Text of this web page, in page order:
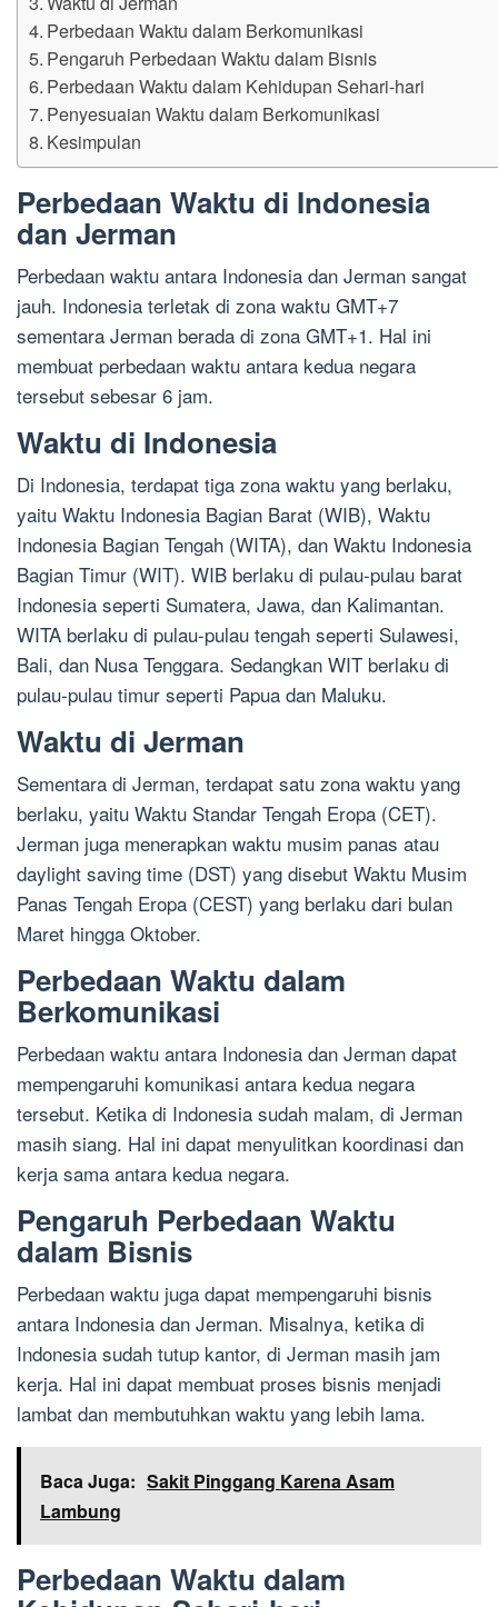
Perbedaan Waktu dalam Berkomunikasi
Pengaruh Perbedaan Waktu dalam Bisnis
Perbedaan Waktu dalam Kehidupan Sehari-hari
Penyesuaian Waktu dalam Berkomunikasi
Kesimpulan
Perbedaan Waktu di Indonesia
dan Jerman
Perbedaan waktu antara Indonesia dan Jerman sangat
jauh. Indonesia terletak di zona waktu GMT+7
sementara Jerman berada di zona GMT+1. Hal ini
membuat perbedaan waktu antara kedua negara
tersebut sebesar 6 jam.
Waktu di Indonesia
Di Indonesia, terdapat tiga zona waktu yang berlaku,
yaitu Waktu Indonesia Bagian Barat (WIB), Waktu
Indonesia Bagian Tengah (WITA), dan Waktu Indonesia
Bagian Timur (WIT). WIB berlaku di pulau-pulau barat
Indonesia seperti Sumatera, Jawa, dan Kalimantan.
WITA berlaku di pulau-pulau tengah seperti Sulawesi,
Bali, dan Nusa Tenggara. Sedangkan WIT berlaku di
pulau-pulau timur seperti Papua dan Maluku.
Waktu di Jerman
Sementara di Jerman, terdapat satu zona waktu yang
berlaku, yaitu Waktu Standar Tengah Eropa (CET).
Jerman juga menerapkan waktu musim panas atau
daylight saving time (DST) yang disebut Waktu Musim
Panas Tengah Eropa (CEST) yang berlaku dari bulan
Maret hingga Oktober.
Perbedaan Waktu dalam
Berkomunikasi
Perbedaan waktu antara Indonesia dan Jerman dapat
mempengaruhi komunikasi antara kedua negara
tersebut. Ketika di Indonesia sudah malam, di Jerman
masih siang. Hal ini dapat menyulitkan koordinasi dan
kerja sama antara kedua negara.
Pengaruh Perbedaan Waktu
dalam Bisnis
Perbedaan waktu juga dapat mempengaruhi bisnis
antara Indonesia dan Jerman. Misalnya, ketika di
Indonesia sudah tutup kantor, di Jerman masih jam
kerja. Hal ini dapat membuat proses bisnis menjadi
lambat dan membutuhkan waktu yang lebih lama.
Baca Juga: Sakit Pinggang Karena Asam
Lambung
Perbedaan Waktu dalam